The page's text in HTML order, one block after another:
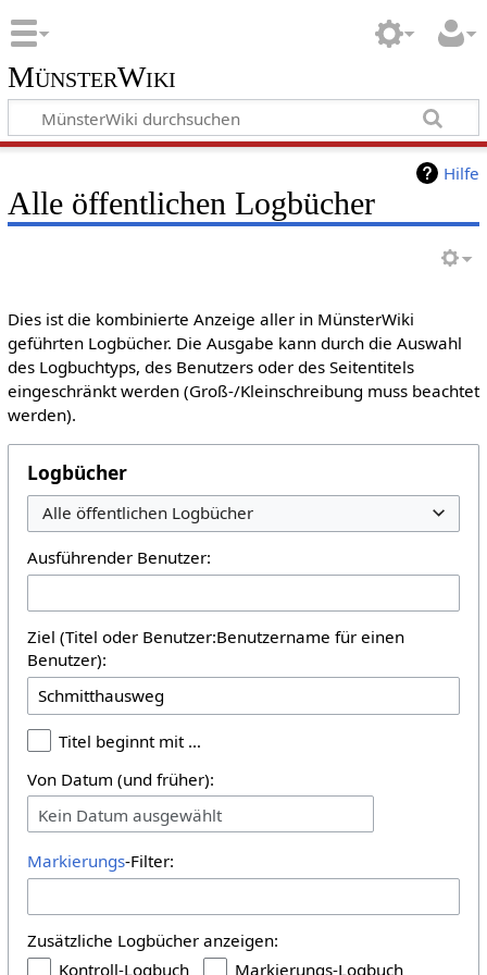
MünsterWiki
Hilfe
Alle öffentlichen Logbücher
Dies ist die kombinierte Anzeige aller in MünsterWiki
geführten Logbücher. Die Ausgabe kann durch die Auswahl
des Logbuchtyps, des Benutzers oder des Seitentitels
eingeschränkt werden (Groß-/Kleinschreibung muss beachtet
werden).
Logbücher
Alle öffentlichen Logbücher
Ausführender Benutzer:
Ziel (Titel oder Benutzer:Benutzername für einen
Benutzer):
Titel beginnt mit …
Von Datum (und früher):
Kein Datum ausgewählt
Markierungs-Filter:
Zusätzliche Logbücher anzeigen:
Kontroll-Logbuch
Markierungs-Logbuch